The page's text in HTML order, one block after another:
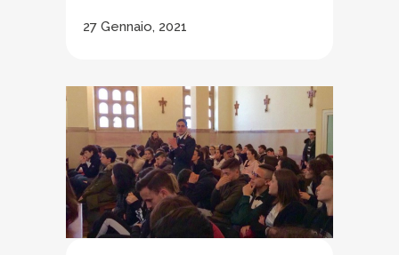
27 Gennaio, 2021